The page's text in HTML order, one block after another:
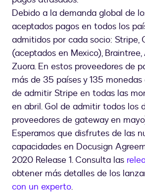
Debido a la demanda global de
aceptados pagos en todos los
admitidos por cada socio: Stripe,
(aceptados en Mexico),
Zuora. En estos proveedores de
más de 35 países y 135
de admitir Stripe en todas las
en abril. Gol de admitir todos los
proveedores de gateway en
Esperamos que disfrutes de las
capacidades en Docusign
2020 Release 1. Consulta las
obtener más detalles de los
con un experto.